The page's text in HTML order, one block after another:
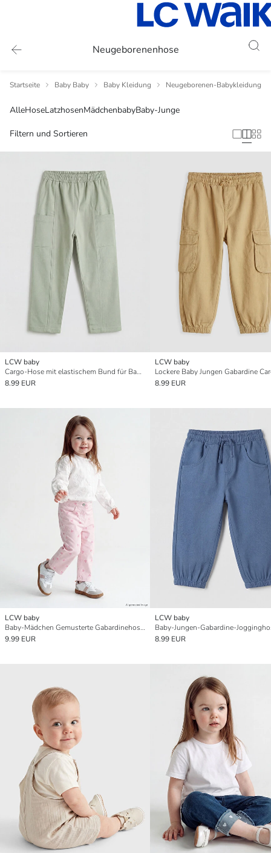
Neugeborenenhose
Startseite Baby Baby Baby Kleidung Neugeborenen-Babykleidung
AlleHoseLatzhosenMädchenbabyBaby-Junge
Filtern und Sortieren
LCW baby
Cargo-Hose mit elastischem Bund für Baby-Jungen
8.99 EUR
LCW baby
8.99 EUR
LCW baby
Baby-Mädchen Gemusterte Gabardinehosen
9.99 EUR
LCW baby
Baby-Jungen-Gabardine-
8.99 EUR